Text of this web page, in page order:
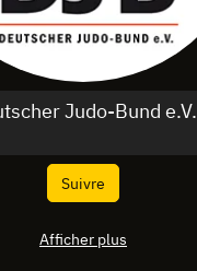
Judo-Bund e.V.
Suivre
Afficher plus